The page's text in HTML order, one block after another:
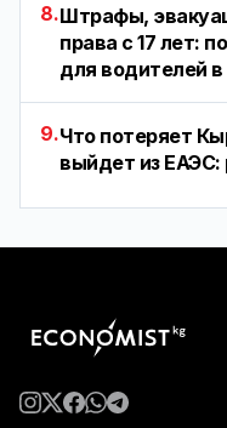
8.Штрафы,
права с 17 лет:
для водителей
9.Что потеряет
выйдет из ЕАЭС: